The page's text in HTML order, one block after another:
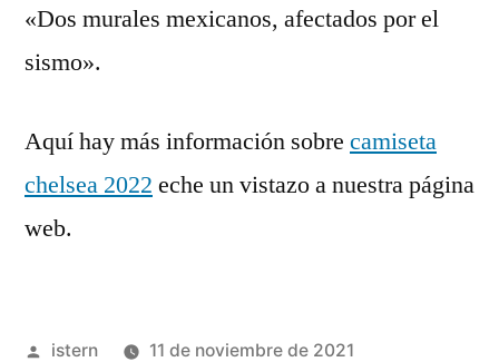
«Dos murales mexicanos, afectados por el
sismo».
Aquí hay más información sobre camiseta
chelsea 2022 eche un vistazo a nuestra página
web.
Publicado
istern
11 de noviembre de 2021